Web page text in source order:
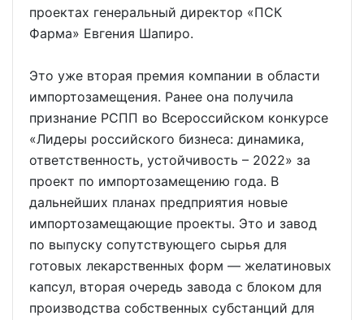
проектах генеральный директор «ПСК
Фарма» Евгения Шапиро.
Это уже вторая премия компании в области
импортозамещения. Ранее она получила
признание РСПП во Всероссийском конкурсе
«Лидеры российского бизнеса: динамика,
ответственность, устойчивость – 2022» за
проект по импортозамещению года. В
дальнейших планах предприятия новые
импортозамещающие проекты. Это и завод
по выпуску сопутствующего сырья для
готовых лекарственных форм — желатиновых
капсул, вторая очередь завода с блоком для
производства собственных субстанций для